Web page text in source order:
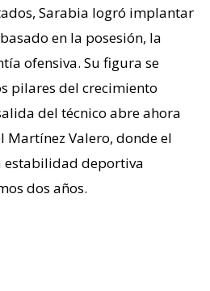
Sarabia logró implantar
en la posesión, la
ofensiva. Su figura se
pilares del crecimiento
del técnico abre ahora
Martínez Valero, donde el
estabilidad deportiva
dos años.